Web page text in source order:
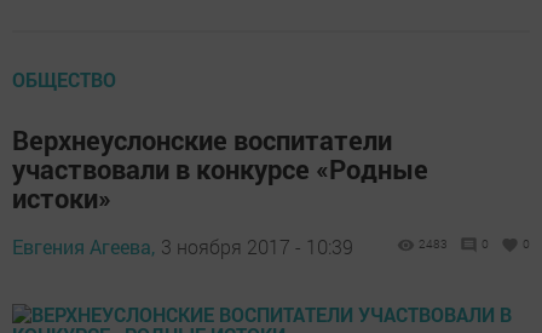
ОБЩЕСТВО
Верхнеуслонские воспитатели
участвовали в конкурсе «Родные
истоки»
Евгения Агеева, 3 ноября 2017 - 10:39 2483 0 0